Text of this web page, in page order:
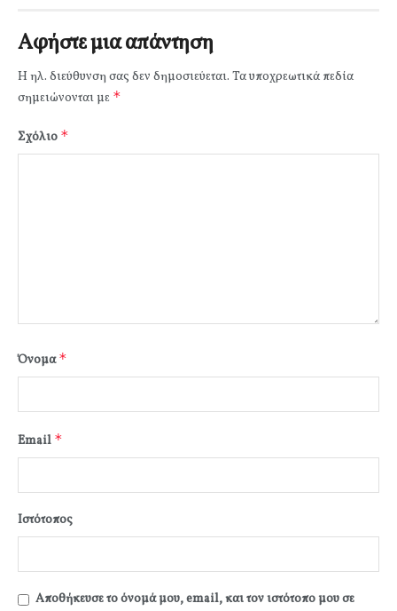
Αφήστε μια απάντηση
Η ηλ. διεύθυνση σας δεν δημοσιεύεται. Τα υποχρεωτικά πεδία
σημειώνονται με *
Σχόλιο *
Όνομα*
Email *
Ιστότοπος
Αποθήκευσε το όνομά μου, email, και τον ιστότοπο μου σε